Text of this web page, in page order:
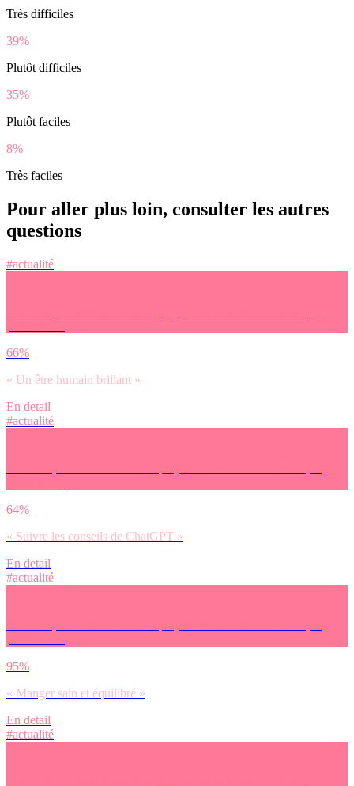
Très difficiles
39%
Plutôt difficiles
35%
Plutôt faciles
8%
Très faciles
Pour aller plus loin, consulter les autres
questions
#actualité
66%
« Un être humain brillant »
En detail
#actualité
64%
« Suivre les conseils de ChatGPT »
En detail
#actualité
95%
« Manger sain et équilibré »
En detail
#actualité